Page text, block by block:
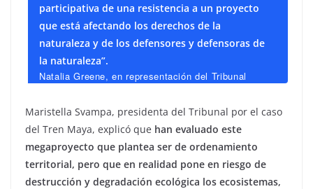
participativa de una resistencia a un proyecto
que está afectando los derechos de la
naturaleza y de los defensores y defensoras de
la naturaleza”.
Natalia Greene, en representación del Tribunal
Maristella Svampa, presidenta del Tribunal por el caso
del Tren Maya, explicó que han evaluado este
megaproyecto que plantea ser de ordenamiento
territorial, pero que en realidad pone en riesgo de
destrucción y degradación ecológica los ecosistemas,